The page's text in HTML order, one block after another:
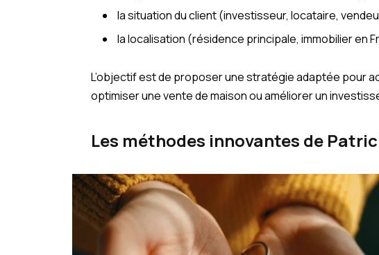
la situation du client (investisseur, locataire,
la localisation (résidence principale, immobilier en
L’objectif est de proposer une stratégie adaptée pour
optimiser une vente de maison ou améliorer un
Les méthodes innovantes de